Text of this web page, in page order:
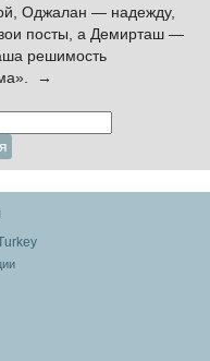
Оджалан — надежду,
посты, а Демирташ —
решимость
→